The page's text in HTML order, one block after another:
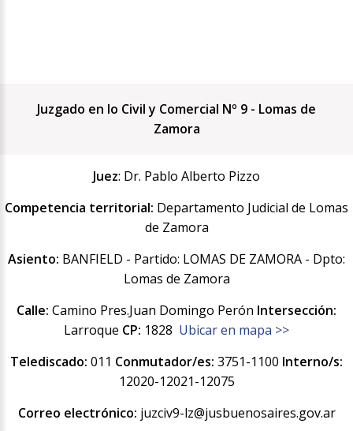
Juzgado en lo Civil y Comercial Nº 9 - Lomas de
Zamora
Juez: Dr. Pablo Alberto Pizzo
Competencia territorial: Departamento Judicial de Lomas
de Zamora
Asiento: BANFIELD - Partido: LOMAS DE ZAMORA - Dpto:
Lomas de Zamora
Calle: Camino Pres.Juan Domingo Perón Intersección:
Larroque CP: 1828 Ubicar en mapa >>
Telediscado: 011 Conmutador/es: 3751-1100 Interno/s:
12020-12021-12075
Correo electrónico: juzciv9-lz@jusbuenosaires.gov.ar